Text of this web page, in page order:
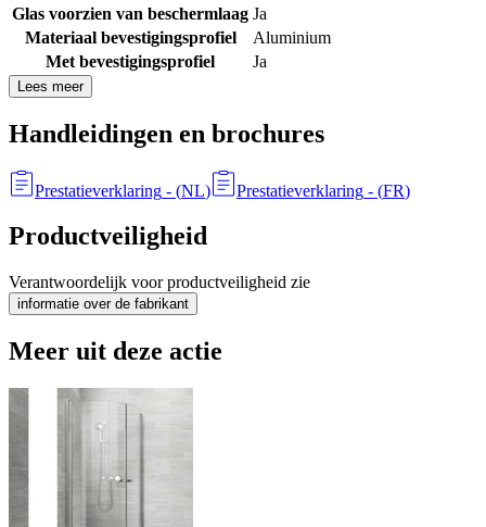
Glas voorzien van beschermlaag Ja
Materiaal bevestigingsprofiel
Aluminium
Met bevestigingsprofiel
Ja
Lees meer
Handleidingen en brochures
Prestatieverklaring - (NL) Prestatieverklaring - (FR)
Productveiligheid
Verantwoordelijk voor productveiligheid zie
informatie over de fabrikant
Meer uit deze actie